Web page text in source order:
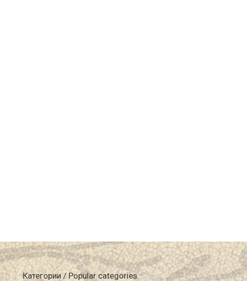
Категории / Popular categories